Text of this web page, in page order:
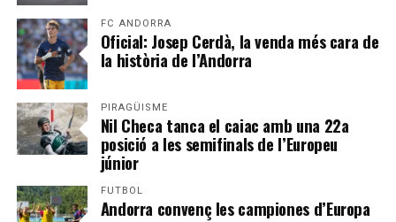
FC ANDORRA
Oficial: Josep Cerdà, la venda més cara de
la història de l’Andorra
PIRAGÜISME
Nil Checa tanca el caiac amb una 22a
posició a les semifinals de l’Europeu
júnior
FUTBOL
Andorra convenç les campiones d’Europa